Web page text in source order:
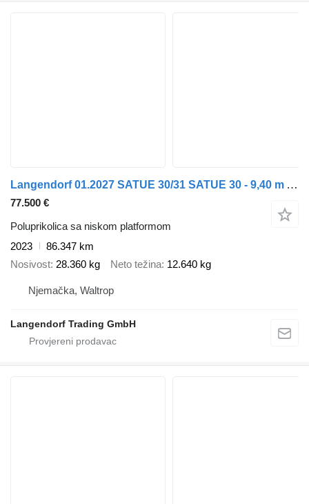
Langendorf 01.2027 SATUE 30/31 SATUE 30 - 9,40 m Achsschenkellenkung an der
77.500 €
Poluprikolica sa niskom platformom
2023
86.347 km
Nosivost 28.360 kg Neto težina 12.640 kg
Njemačka, Waltrop
Langendorf Trading GmbH